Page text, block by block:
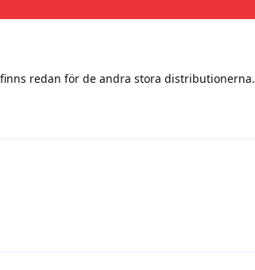
redan för de andra stora distributionerna.